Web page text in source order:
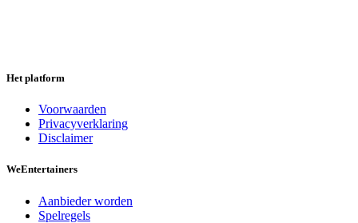
Het platform
Voorwaarden
Privacyverklaring
Disclaimer
WeEntertainers
Aanbieder worden
Spelregels